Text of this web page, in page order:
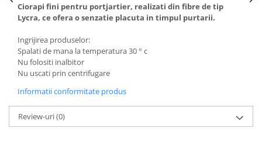
Ciorapi fini pentru portjartier, realizati din fibre de tip
Lycra, ce ofera o senzatie placuta in timpul purtarii.
Ingrijirea produselor:
Spalati de mana la temperatura 30 ° c
Nu folositi inalbitor
Nu uscati prin centrifugare
Informatii conformitate produs
Review-uri(0)